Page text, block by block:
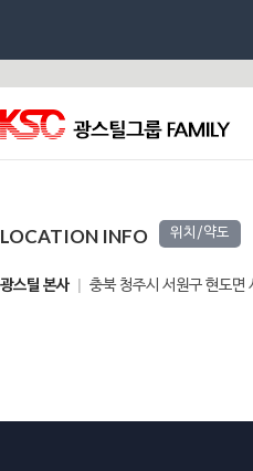
LOCATION INFO 위치/약도
광스틸 본사 충북 청주시 서원구 현도